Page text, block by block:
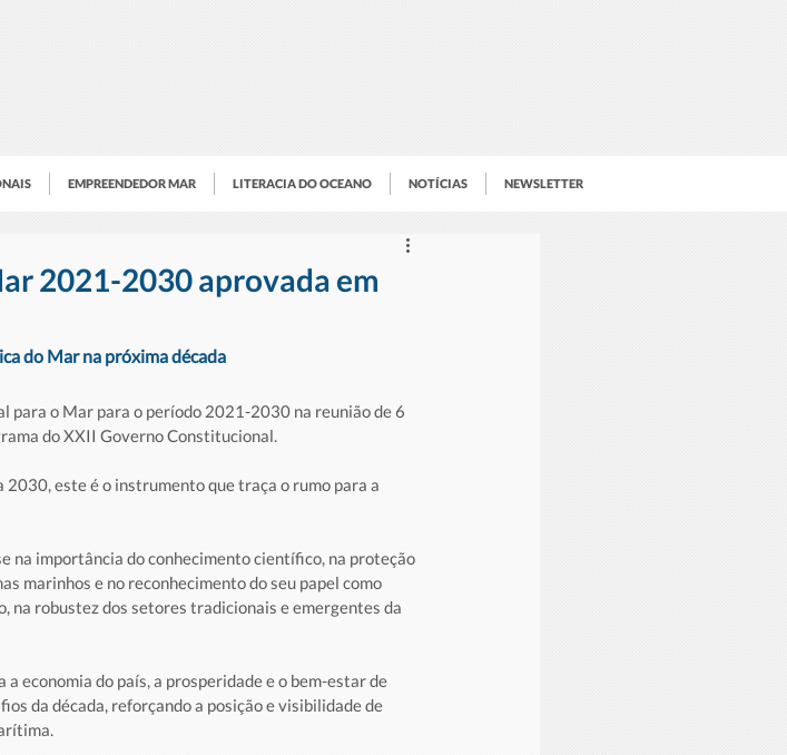
EMPREENDEDOR MAR LITERACIA DO OCEANO NOTÍCIAS NEWSLETTER
2021-2030 aprovada em
do Mar na próxima década
para o Mar para o período 2021-2030 na reunião de 6
do XXII Governo Constitucional.
este é o instrumento que traça o rumo para a
importância do conhecimento científico, na proteção
marinhos e no reconhecimento do seu papel como
robustez dos setores tradicionais e emergentes da
economia do país, a prosperidade e o bem-estar de
da década, reforçando a posição e visibilidade de